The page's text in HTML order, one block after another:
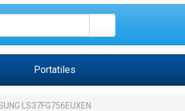
Portatiles
LS37FG756EUXEN